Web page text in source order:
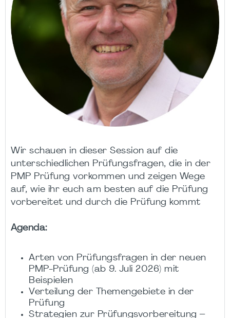
Wir schauen in dieser Session auf die
unterschiedlichen Prüfungsfragen, die in der
PMP Prüfung vorkommen und zeigen Wege
auf, wie ihr euch am besten auf die Prüfung
vorbereitet und durch die Prüfung kommt
Agenda:
Arten von Prüfungsfragen in der neuen
PMP-Prüfung (ab 9. Juli 2026) mit
Beispielen
Verteilung der Themengebiete in der
Prüfung
Strategien zur Prüfungsvorbereitung –